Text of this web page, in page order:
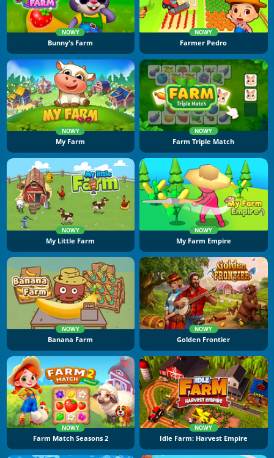
NOWY
Bunny's Farm
NOWY
Farmer Pedro
NOWY
My Farm
NOWY
Farm Triple Match
NOWY
My Little Farm
NOWY
My Farm Empire
NOWY
Banana Farm
NOWY
Golden Frontier
NOWY
Farm Match Seasons 2
NOWY
Idle Farm: Harvest Empire